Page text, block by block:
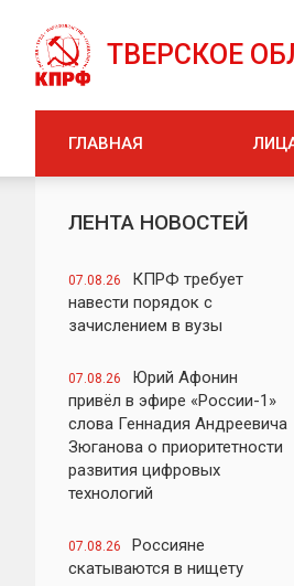
ТВЕРСКОЕ
ГЛАВНАЯ
ЛЕНТА НОВОСТЕЙ
07.08.26
КПРФ требует
навести порядок с
зачислением в вузы
07.08.26
Юрий Афонин
привёл в эфире «России-1»
слова Геннадия Андреевича
Зюганова о приоритетности
развития цифровых
технологий
07.08.26
Россияне
скатываются в нищету